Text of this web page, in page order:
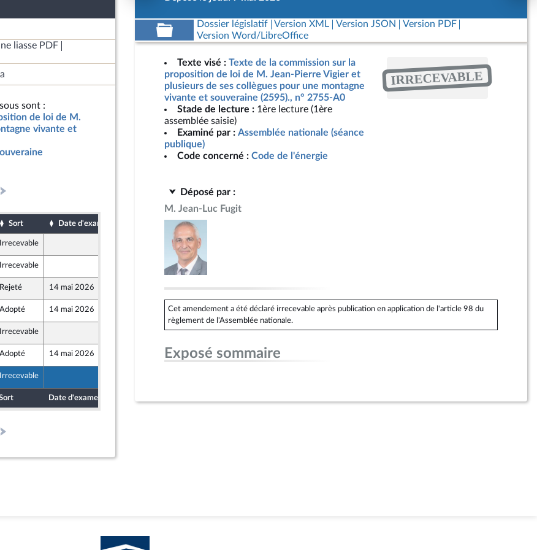
liasse PDF
sont :
de loi de M.
vivante et
Sort Date d'examen Date de dépôt
Irrecevable
Irrecevable
Populaire
Rejeté 14 mai 2026
Adopté 14 mai 2026
Irrecevable
Adopté 14 mai 2026
Irrecevable
Date d'examen
Dossier législatif Version XML Version JSON
Version PDF
Version Word/LibreOffice
Texte visé : Texte de la commission sur la
proposition de loi de M. Jean-Pierre Vigier et
plusieurs de ses collègues pour une montagne
vivante et souveraine (2595)., n° 2755-A0
Stade de lecture : 1ère lecture (1ère
assemblée saisie)
Examiné par : Assemblée nationale (séance
publique)
Code concerné : Code de l'énergie
IRRECEVABLE
Déposé par :
M. Jean-Luc Fugit
Cet amendement a été déclaré irrecevable après publication en application de l'article 98 du
règlement de l'Assemblée nationale.
Exposé sommaire